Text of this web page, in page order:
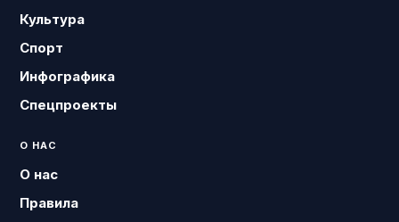
Культура
Спорт
Инфографика
Спецпроекты
О НАС
О нас
Правила